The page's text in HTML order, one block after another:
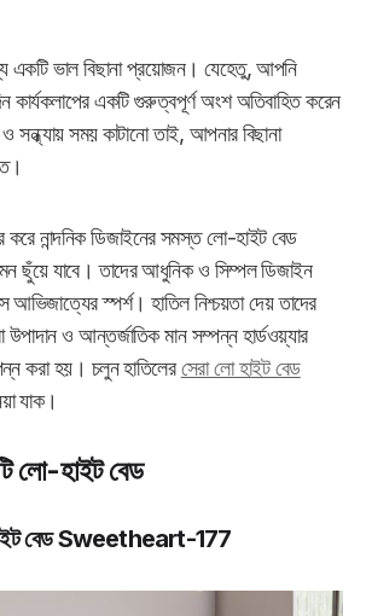
একটি ভাল বিছানা প্রয়োজন। যেহেতু, আপনি
কার্যকলাপের একটি গুরুত্বপূর্ণ অংশ অতিবাহিত করেন
সন্ধ্যায় সময় কাটানো তাই, আপনার বিছানা
নান্দনিক ডিজাইনের সমস্ত লো-হাইট বেড
ছুঁয়ে যাবে। তাদের আধুনিক ও সিম্পল ডিজাইন
স্পর্শ। হাতিল নিশ্চয়তা দেয় তাদের
উপাদান ও আন্তর্জাতিক মান সম্পন্ন হার্ডওয়্যার
করা হয়। চলুন হাতিলেরসেরা লো হাইট বেড
যাক।
লো-হাইট বেড
বেড Sweetheart-177